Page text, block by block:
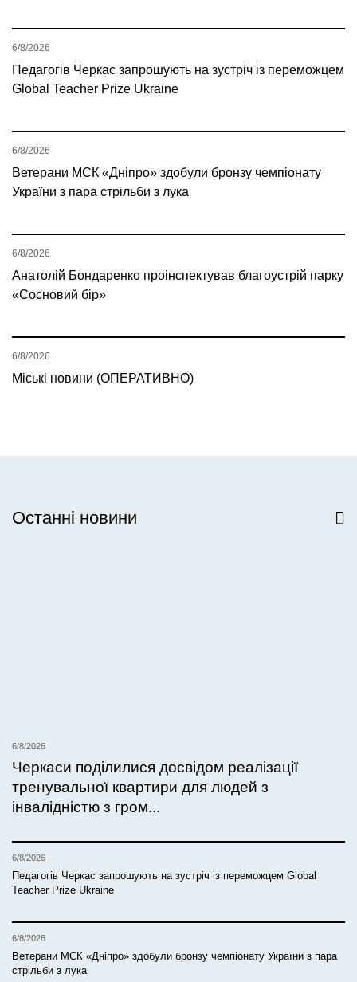
Педагогів Черкас запрошують на зустріч із переможцем
Global Teacher Prize Ukraine
6/8/2026
Ветерани МСК «Дніпро» здобули бронзу чемпіонату
України з пара стрільби з лука
6/8/2026
Анатолій Бондаренко проінспектував благоустрій парку
«Сосновий бір»
6/8/2026
Міські новини (ОПЕРАТИВНО)
6/8/2026
Останні новини
6/8/2026
Черкаси поділилися досвідом реалізації
тренувальної квартири для людей з
інвалідністю з гром...
6/8/2026
Педагогів Черкас запрошують на зустріч із переможцем Global
Teacher Prize Ukraine
6/8/2026
Ветерани МСК «Дніпро» здобули бронзу чемпіонату України з пара
стрільби з лука